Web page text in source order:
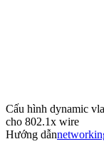
Cấu hình dynamic
cho 802.1x wire
Hướng dẫn